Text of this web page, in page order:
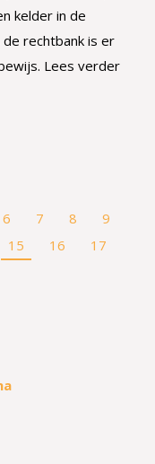
kelder in de
rechtbank is er
Lees verder
6 7 8
9
15 16
17